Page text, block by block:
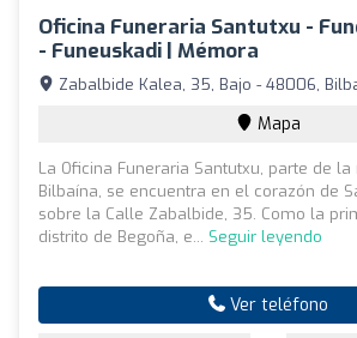
Oficina Funeraria Santutxu -
- Funeuskadi | Mémora
Zabalbide Kalea, 35, Bajo - 48006,
Mapa
La Oficina Funeraria Santutxu, parte de
Bilbaína, se encuentra en el corazón de
sobre la Calle Zabalbide, 35. Como la
distrito de Begoña, e... Seguir leyendo
Ver teléfono